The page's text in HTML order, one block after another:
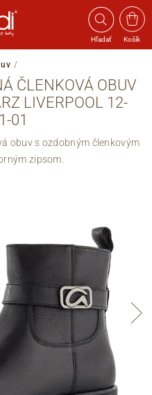
Hľadať Košík
/
ČLENKOVÁ OBUV
LIVERPOOL 12-
01
obuv s ozdobným členkovým
zipsom.